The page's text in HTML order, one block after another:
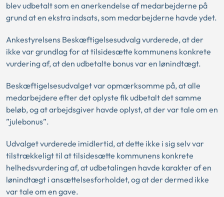
blev udbetalt som en anerkendelse af medarbejderne på
grund at en ekstra indsats, som medarbejderne havde ydet.
Ankestyrelsens Beskæftigelsesudvalg vurderede, at der
ikke var grundlag for at tilsidesætte kommunens konkrete
vurdering af, at den udbetalte bonus var en lønindtægt.
Beskæftigelsesudvalget var opmærksomme på, at alle
medarbejdere efter det oplyste fik udbetalt det samme
beløb, og at arbejdsgiver havde oplyst, at der var tale om en
”julebonus”.
Udvalget vurderede imidlertid, at dette ikke i sig selv var
tilstrækkeligt til at tilsidesætte kommunens konkrete
helhedsvurdering af, at udbetalingen havde karakter af en
lønindtægt i ansættelsesforholdet, og at der dermed ikke
var tale om en gave.